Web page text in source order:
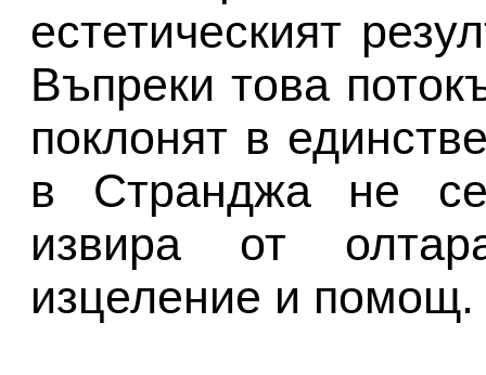
естетическият
Въпреки това
поклонят в
в Странджа не
извира от
изцеление и помощ.